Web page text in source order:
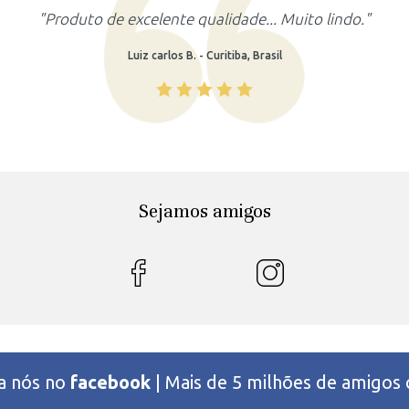
"Produto de excelente qualidade... Muito lindo."
Luiz carlos B. - Curitiba, Brasil
Sejamos amigos
nós no facebook | Mais de 5 milhões de amigos